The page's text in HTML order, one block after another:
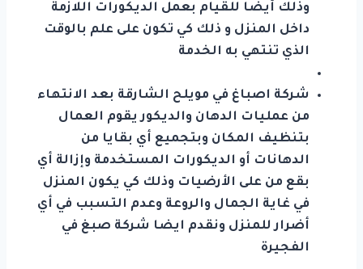
وذلك أيضا للقيام بعمل الديكورات اللازمة
داخل المنزل و ذلك كي تكون على علم بالوقت
الذي تنتهي به الخدمة
شركة اصباغ في مويلح الشارقة بعد الانتهاء
من عمليات الدهان والديكور يقوم العمال
بتنظيف المكان وبتجميع أي بقايا من
الدهانات أو الديكورات المستخدمة وإزالة أي
بقع من على الأرضيات وذلك كي يكون المنزل
في غاية الجمال والروعة وعدم التسبب في أي
أضرار للمنزل ونقدم ايضا شركة صبغ في
الفجيرة